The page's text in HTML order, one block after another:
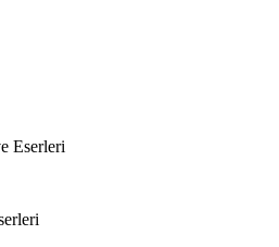
Eserleri